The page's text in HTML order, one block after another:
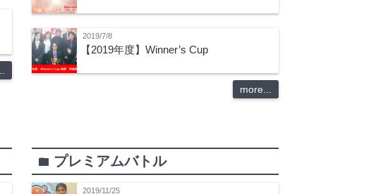
2019/7/8
【2019年度】Winner’s Cup
more...
folder プレミアムバトル
2019/11/25